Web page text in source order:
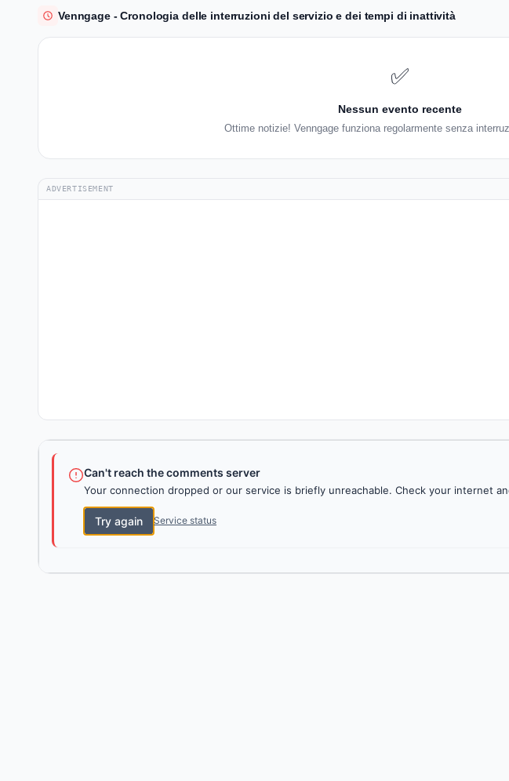
Venngage - Cronologia delle interruzioni del servizio e dei tempi di inattività
✅
Nessun evento recente
Ottime notizie! Venngage funziona regolarmente senza
ADVERTISEMENT
Can't reach the comments server
Your connection dropped or our service is briefly unreachable. Check your internet
Try again Service status